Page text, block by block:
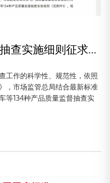
3类照明产品质量监督抽查实施细则征求意见公告发布
工作的科学性、规范性，依照
，市场监管总局结合最新标准
等134种产品质量监督抽查实